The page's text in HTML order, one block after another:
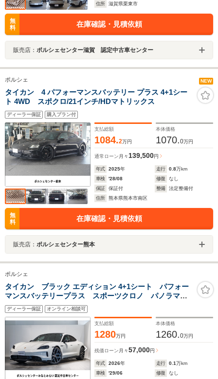
住所
滋賀県栗東市
無
料
在庫確認・見積依頼
販売店： ポルシェセンター滋賀 認定中古車センター
ポルシェ NEW
タイカン 4 パフォーマンスバッテリー プラス 4+1シー
ト 4WD スポクロ/21インチ/HDマトリックス
ディーラー保証 購入プラン付
支払総額
1084.2万円
本体価格
1070.0万円
通常ローン 月々 139,500円
年式 2025年 走行 0.8万km
車検
'28/08 修復
なし
保証
保証付 整備
法定整備付
住所
熊本県熊本市南区
無
料
在庫確認・見積依頼
販売店： ポルシェセンター熊本
ポルシェ
タイカン ブラック エディション 4+1シート パフォー
マンスバッテリープラス スポーツクロノ パノラマル
ーフ 前後シートヒーター ベンチレーション BOSE
HDマトリックスLED ソフトクローズドア プライバシ
ー ガラス
ディーラー保証 オンライン相談可
支払総額
1280万円
本体価格
1260.0万円
残価ローン 月々57,000円
年式 2026年 走行 0.1万km
車検
'29/06 修復
なし